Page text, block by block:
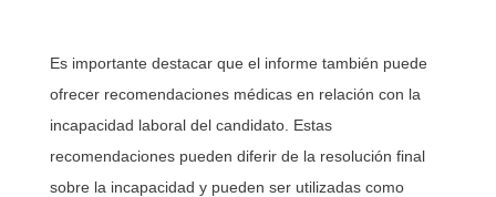
Es importante destacar que el informe también puede
ofrecer recomendaciones médicas en relación con la
incapacidad laboral del candidato. Estas
recomendaciones pueden diferir de la resolución final
sobre la incapacidad y pueden ser utilizadas como